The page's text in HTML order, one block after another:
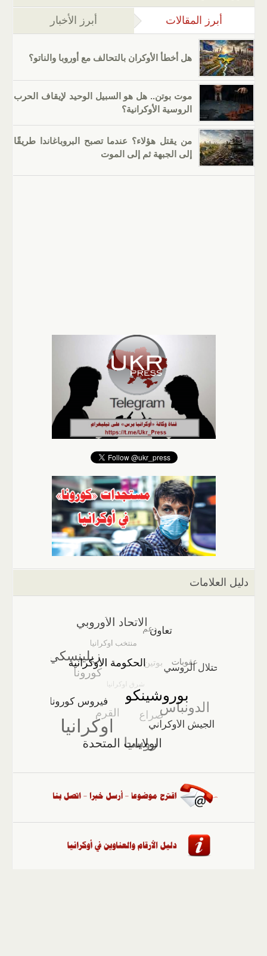
أبرز المقالات (علامة التبويب النشطة)
أبرز الأخبار
هل أخطأ الأوكران بالتحالف مع أوروبا والناتو؟
موت بوتن.. هل هو السبيل الوحيد لإيقاف الحرب
الروسية الأوكرانية؟
من يقتل هؤلاء؟ عندما تصبح البروباغاندا طريقًا
إلى الجبهة ثم إلى الموت
دليل العلامات